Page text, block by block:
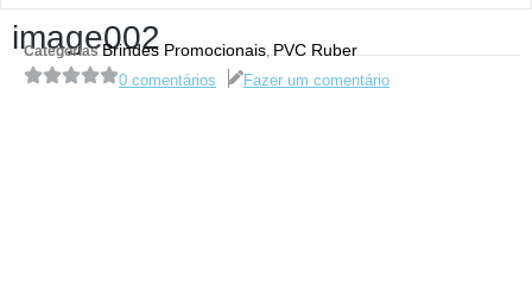
image002
Categorias Brindes Promocionais,PVC Ruber
0 comentários Fazer um comentário